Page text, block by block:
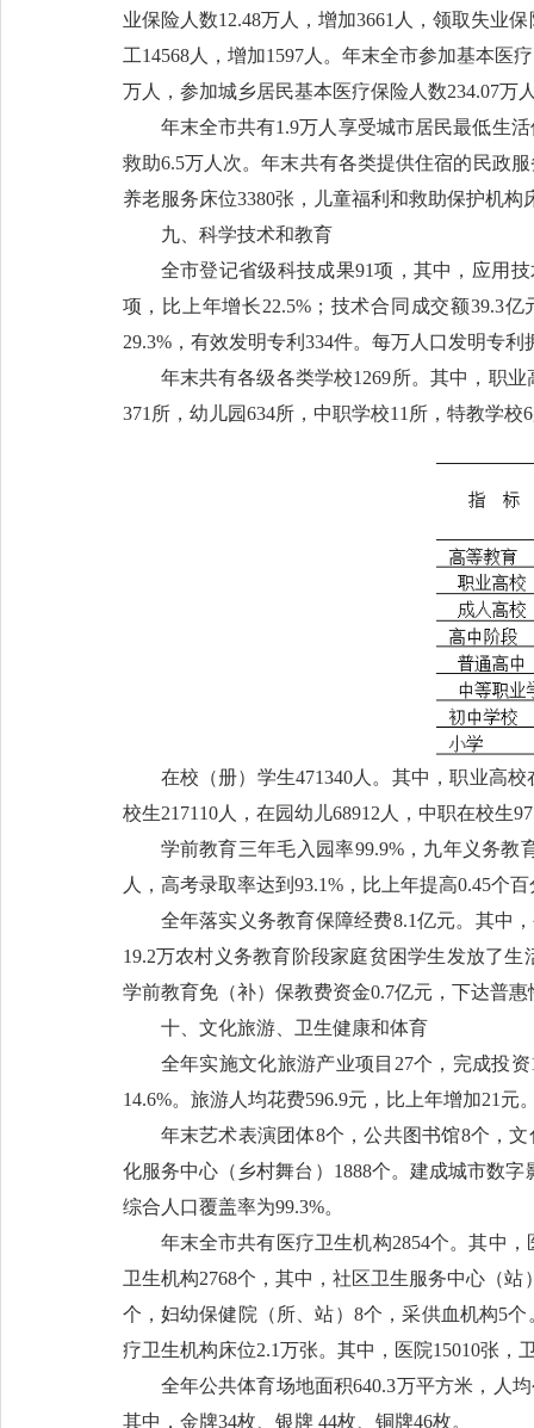
业保险人数12.48万人，增加3661人，领取失业
工14568人，增加1597人。年末全市参加基本医
万人，参加城乡居民基本医疗保险人数234.07万
年末全市共有1.9万人享受城市居民最低生
救助6.5万人次。年末共有各类提供住宿的民政
养老服务床位3380张，儿童福利和救助保护机构
九、科学技术和教育
全市登记省级科技成果91项，其中，应用
项，比上年增长22.5%；技术合同成交额39.3
29.3%，有效发明专利334件。每万人口发明专利
年末共有各级各类学校1269所。其中，职
371所，幼儿园634所，中职学校11所，特教学校
在校（册）学生471340人。其中，职业高
校生217110人，在园幼儿68912人，中职在校生
学前教育三年毛入园率99.9%，九年义务教
人，高考录取率达到93.1%，比上年提高0.45个
全年落实义务教育保障经费8.1亿元。其中
19.2万农村义务教育阶段家庭贫困学生发放了
学前教育免（补）保教费资金0.7亿元，下达普
十、文化旅游、卫生健康和体育
全年实施文化旅游产业项目27个，完成投
14.6%。旅游人均花费596.9元，比上年增加21元
年末艺术表演团体8个，公共图书馆8个，
化服务中心（乡村舞台）1888个。建成城市数
综合人口覆盖率为99.3%。
年末全市共有医疗卫生机构2854个。其中
卫生机构2768个，其中，社区卫生服务中心（
个，妇幼保健院（所、站）8个，采供血机构5
疗卫生机构床位2.1万张。其中，医院15010张，
全年公共体育场地面积640.3万平方米，人
其中，金牌34枚、银牌 44枚、铜牌46枚。